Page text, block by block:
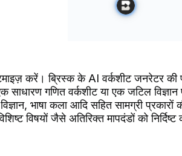
करें। ब्रिस्क के AI वर्कशीट जनरेटर
गणित वर्कशीट या एक जटिल
भाषा कला आदि सहित सामग्री
विषयों जैसे अतिरिक्त मापदंडों को निर्दिष्ट